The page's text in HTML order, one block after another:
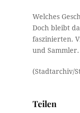
Welches
Doch bleibt
faszinierten.
und
(Stadtarchiv/
Teilen